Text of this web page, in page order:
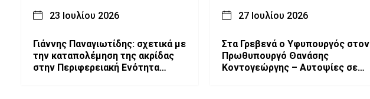
23 Ιουλίου 2026
Γιάννης Παναγιωτίδης: σχετικά με
την καταπολέμηση της ακρίδας
στην Περιφερειακή Ενότητα
27 Ιουλίου 2026
Στα Γρεβενά ο Υφυπουργός στον
Πρωθυπουργό Θανάσης
Κοντογεώργης – Αυτοψίες σε